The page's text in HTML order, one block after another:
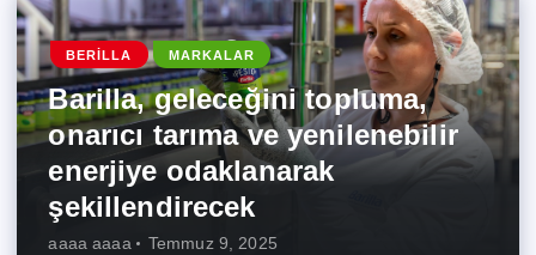
BERILLA MARKALAR
Barilla, geleceğini topluma,
onarıcı tarıma ve yenilenebilir
enerjiye odaklanarak
şekillendirecek
aaaa aaaa Temmuz 9, 2025